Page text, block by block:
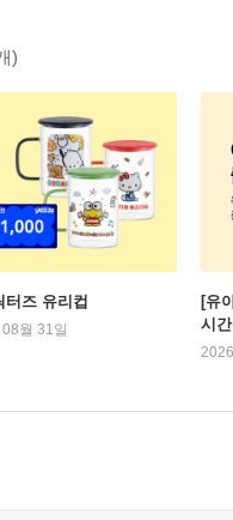
)
즈 유리컵
월 31일
[유
시